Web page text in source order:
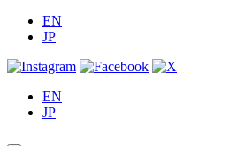
EN
JP
EN
JP